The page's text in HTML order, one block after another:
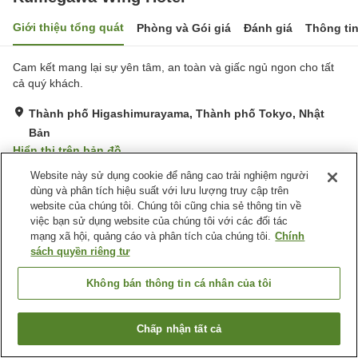
Giới thiệu tổng quát Phòng và Gói giá Đánh giá Thông
Cam kết mang lại sự yên tâm, an toàn và giấc ngủ ngon cho tất
cả quý khách.
Thành phố Higashimurayama, Thành phố Tokyo, Nhật
Bản
Hiển thị trên bản đồ
Rất tốt Đánh giá:143 lượt
Tiện nghi chỗ nghỉ
Bãi đỗ xe
Máy bán hàng tự động
Trang chủ Nhật Bản
Thành phố Tokyo
Thành phố Higashimurayama
Kumegawa Wing Hotel
Tìm phòng trống
Website này sử dụng cookie để nâng cao trải nghiệm người
dùng và phân tích hiệu suất với lưu lượng truy cập trên
website của chúng tôi. Chúng tôi cũng chia sẻ thông tin về
việc bạn sử dụng website của chúng tôi với các đối tác
mạng xã hội, quảng cáo và phân tích của chúng tôi. Chính
sách quyền riêng tư
Không bán thông tin cá nhân của tôi
Chấp nhận tất cả